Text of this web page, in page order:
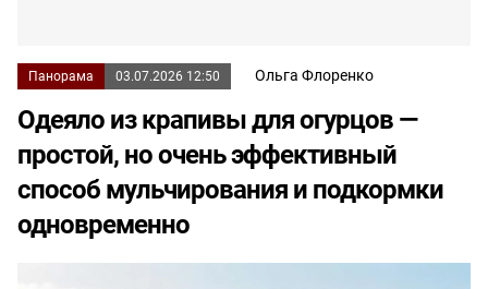
Панорама 03.07.2026 12:50 Ольга Флоренко
Одеяло из крапивы для огурцов —
простой, но очень эффективный
способ мульчирования и подкормки
одновременно